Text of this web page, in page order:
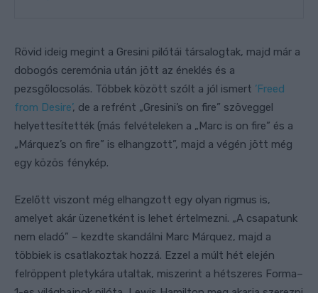
Rövid ideig megint a Gresini pilótái társalogtak, majd már a
dobogós ceremónia után jött az éneklés és a
pezsgőlocsolás. Többek között szólt a jól ismert ’Freed
from Desire’, de a refrént „Gresini’s on fire” szöveggel
helyettesítették (más felvételeken a „Marc is on fire” és a
„Márquez’s on fire” is elhangzott”, majd a végén jött még
egy közös fénykép.
Ezelőtt viszont még elhangzott egy olyan rigmus is,
amelyet akár üzenetként is lehet értelmezni. „A csapatunk
nem eladó” – kezdte skandálni Marc Márquez, majd a
többiek is csatlakoztak hozzá. Ezzel a múlt hét elején
felröppent pletykára utaltak, miszerint a hétszeres Forma–